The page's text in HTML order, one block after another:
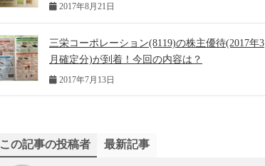
2017年8月21日
三栄コーポレーション(8119)の株主優待(2017年3
月確定分)が到着！今回の内容は？
2017年7月13日
この記事の投稿者 最新記事